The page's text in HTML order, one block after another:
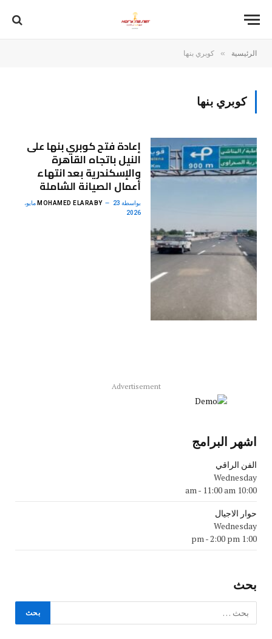
الرئيسية » كوبري بنها
كوبري بنها
إعادة فتح كوبري بنها على
النيل باتجاه القاهرة
والإسكندرية بعد انتهاء
أعمال الصيانة الشاملة
بواسطة MOHAMED ELARABY 23 مايو،
2026
Advertisement
اشهر البرامج
الفن الراقي
Wednesday
10:00 am
- 11:00 am
حوار الاجيال
Wednesday
1:00 pm
-2:00 pm
بحث